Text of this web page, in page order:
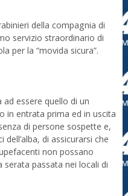
della compagnia di
servizio straordinario di
per la “movida sicura”.
ad essere quello di un
in entrata prima ed in uscita
di persone sospette e,
di assicurarsi che
non possano
passata nei locali di